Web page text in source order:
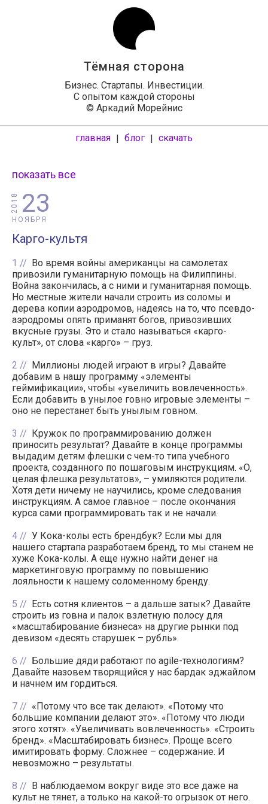
Тёмная сторона
Бизнес. Стартапы. Инвестиции.
С опытом каждой стороны
© Аркадий Морейнис
главная | блог | скачать
показать все
23
НОЯБРЯ
2018
Карго-культя
1
Во время войны американцы на самолетах
привозили гуманитарную помощь на Филиппины.
Война закончилась, а с ними и гуманитарная помощь.
Но местные жители начали строить из соломы и
дерева копии аэродромов, надеясь на то, что псевдо-
аэродромы опять приманят богов, привозивших
вкусные грузы. Это и стало называться «карго-
культ», от слова «карго» – груз.
2
Миллионы людей играют в игры? Давайте
добавим в нашу программу «элементы
геймификации», чтобы «увеличить вовлеченность».
Если добавить в унылое говно игровые элементы –
оно не перестанет быть унылым говном.
3
Кружок по программированию должен
приносить результат? Давайте в конце программы
выдадим детям флешки с чем-то типа учебного
проекта, созданного по пошаговым инструкциям. «О,
целая флешка результатов», – умиляются родители.
Хотя дети ничему не научились, кроме следования
инструкциям. А самое главное – после окончания
курса сами программировать так и не начали.
4
У Кока-колы есть брендбук? Если мы для
нашего стартапа разработаем бренд, то мы станем не
хуже Кока-колы. А еще нужно найти денег на
маркетинговую программу по повышению
лояльности к нашему соломенному бренду.
5
Есть сотня клиентов – а дальше затык? Давайте
строить из говна и палок взлетную полосу для
«масштабирование бизнеса» на другие рынки под
девизом «десять старушек – рубль».
6
Большие дяди работают по agile-технологиям?
Давайте назовем творящийся у нас бардак эджайлом
и начнем им гордиться.
7
«Потому что все так делают». «Потому что
большие компании делают это». «Потому что люди
этого хотят». «Увеличивать вовлеченность». «Строить
бренд». «Масштабировать бизнес». Проще всего
имитировать форму. Сложнее – содержание. И
невозможно – результаты.
8
В наблюдаемом вокруг виде это все даже на
культ не тянет, а только на какой-то огрызок от него.